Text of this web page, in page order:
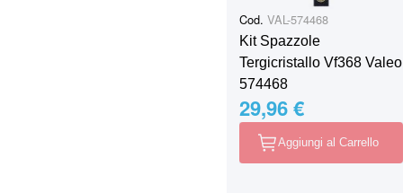
Cod. VAL-574468
Kit Spazzole
Tergicristallo Vf368 Valeo
574468
29,96 €
Aggiungi al Carrello